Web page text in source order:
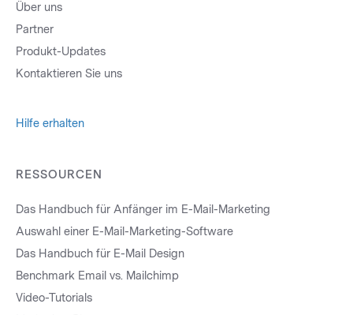
Über uns
Partner
Produkt-Updates
Kontaktieren Sie uns
Hilfe erhalten
RESSOURCEN
Das Handbuch für Anfänger im E-Mail-Marketing
Auswahl einer E-Mail-Marketing-Software
Das Handbuch für E-Mail Design
Benchmark Email vs. Mailchimp
Video-Tutorials